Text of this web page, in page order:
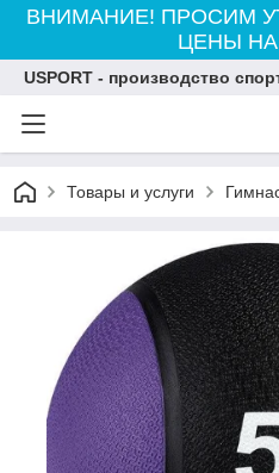
ВНИМАНИЕ! ПРОСИМ
ЦЕНЫ НА
USPORT - производство
Товары и услуги